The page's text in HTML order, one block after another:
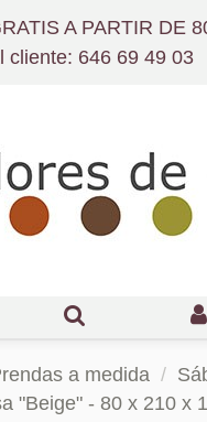
A PARTIR DE
cliente: 646 69 49 03
a medida
"Beige" - 80 x 210 x